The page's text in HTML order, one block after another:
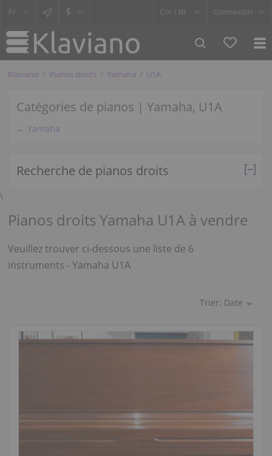
$ Cm / In Connexion
Klaviano Pianos droits Yamaha U1A
Catégories de pianos | Yamaha, U1A
← Yamaha
Recherche de pianos droits
\
Pianos droits Yamaha U1A à vendre
Veuillez trouver ci-dessous une liste de 6
instruments - Yamaha U1A
Trier: Date